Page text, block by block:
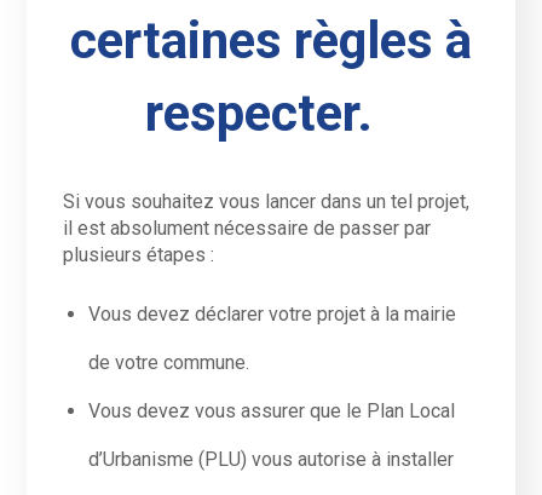
certaines règles à
respecter.
Si vous souhaitez vous lancer dans un tel projet,
il est absolument nécessaire de passer par
plusieurs étapes :
Vous devez déclarer votre projet à la mairie
de votre commune.
Vous devez vous assurer que le Plan Local
d’Urbanisme (PLU) vous autorise à installer